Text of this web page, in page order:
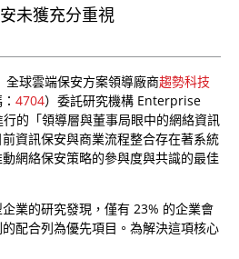
未獲充分重視
全球雲端保安方案領導廠商趨勢科技
4704）委託研究機構 Enterprise
的「領導層與董事局眼中的網絡資訊
資訊保安與商業流程整合存在著系統
網絡保安策略的參與度與共識的最佳
業的研究發現，僅有 23% 的企業會
配合列為優先項目。為解決這項核心